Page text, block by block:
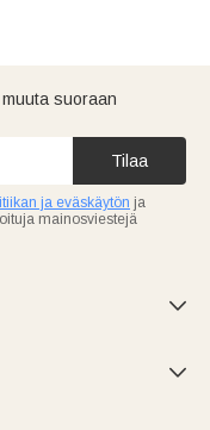
suoraan
Tilaa
ja eväskäytön ja
mainosviestejä

